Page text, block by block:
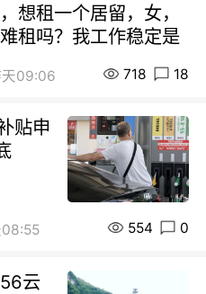
想租一个居留，女，
租吗？我工作稳定是
天09:06 718 18
贴申
08:55 554 0
云